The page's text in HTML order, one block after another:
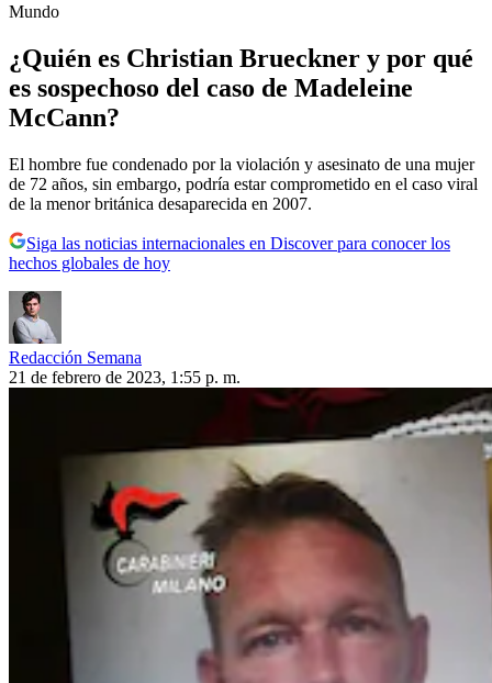
Mundo
¿Quién es Christian Brueckner y por qué
es sospechoso del caso de Madeleine
McCann?
El hombre fue condenado por la violación y asesinato de una mujer
de 72 años, sin embargo, podría estar comprometido en el caso viral
de la menor británica desaparecida en 2007.
Siga las noticias internacionales en Discover para conocer los
hechos globales de hoy
Redacción Semana
21 de febrero de 2023, 1:55 p. m.